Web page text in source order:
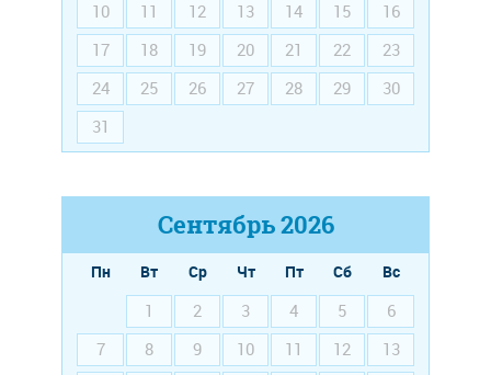
10
11 12 13 14 15
16
17
18 19 20 21 22
23
24
25 26 27 28 29
30
31
Сентябрь2026
Пн Вт Ср Чт Пт Сб
Вс
1
2 3 4 5
6
7
8 9 10 11 12
13